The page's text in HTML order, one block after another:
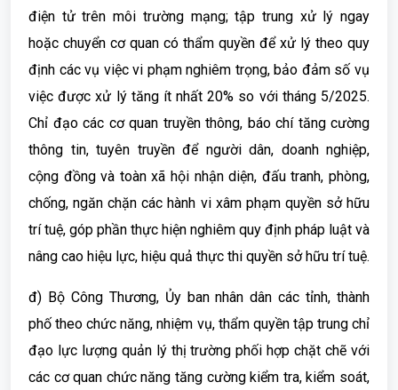
điện tử trên môi trường mạng; tập trung xử lý ngay
hoặc chuyển cơ quan có thẩm quyền để xử lý theo quy
định các vụ việc vi phạm nghiêm trọng, bảo đảm số vụ
việc được xử lý tăng ít nhất 20% so với tháng 5/2025.
Chỉ đạo các cơ quan truyền thông, báo chí tăng cường
thông tin, tuyên truyền để người dân, doanh nghiệp,
cộng đồng và toàn xã hội nhận diện, đấu tranh, phòng,
chống, ngăn chặn các hành vi xâm phạm quyền sở hữu
trí tuệ, góp phần thực hiện nghiêm quy định pháp luật và
nâng cao hiệu lực, hiệu quả thực thi quyền sở hữu trí tuệ.
đ) Bộ Công Thương, Ủy ban nhân dân các tỉnh, thành
phố theo chức năng, nhiệm vụ, thẩm quyền tập trung chỉ
đạo lực lượng quản lý thị trường phối hợp chặt chẽ với
các cơ quan chức năng tăng cường kiểm tra, kiểm soát,